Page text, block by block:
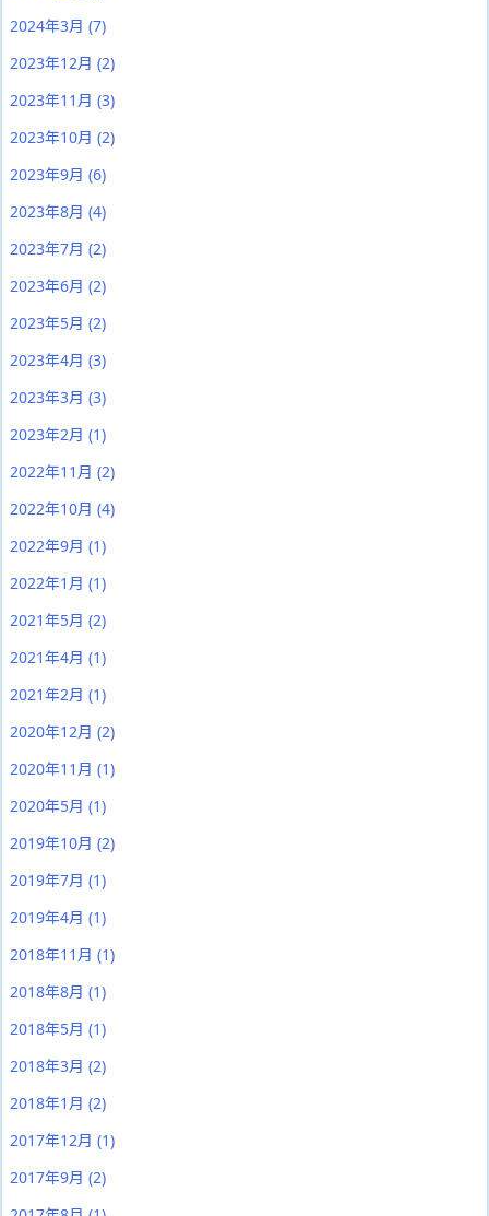
2024年3月 (7)
2023年12月 (2)
2023年11月 (3)
2023年10月 (2)
2023年9月 (6)
2023年8月 (4)
2023年7月 (2)
2023年6月 (2)
2023年5月 (2)
2023年4月 (3)
2023年3月 (3)
2023年2月 (1)
2022年11月 (2)
2022年10月 (4)
2022年9月 (1)
2022年1月 (1)
2021年5月 (2)
2021年4月 (1)
2021年2月 (1)
2020年12月 (2)
2020年11月 (1)
2020年5月 (1)
2019年10月 (2)
2019年7月 (1)
2019年4月 (1)
2018年11月 (1)
2018年8月 (1)
2018年5月 (1)
2018年3月 (2)
2018年1月 (2)
2017年12月 (1)
2017年9月 (2)